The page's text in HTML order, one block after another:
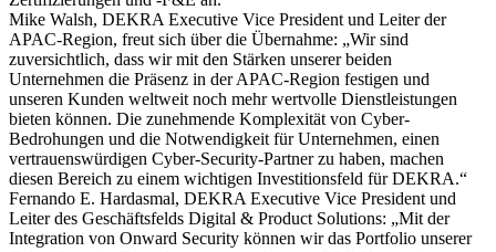
Mike Walsh, DEKRA Executive Vice President und Leiter der
APAC-Region, freut sich über die Übernahme: „Wir sind
zuversichtlich, dass wir mit den Stärken unserer beiden
Unternehmen die Präsenz in der APAC-Region festigen und
unseren Kunden weltweit noch mehr wertvolle Dienstleistungen
bieten können. Die zunehmende Komplexität von Cyber-
Bedrohungen und die Notwendigkeit für Unternehmen, einen
vertrauenswürdigen Cyber-Security-Partner zu haben, machen
diesen Bereich zu einem wichtigen Investitionsfeld für DEKRA.“
Fernando E. Hardasmal, DEKRA Executive Vice President und
Leiter des Geschäftsfelds Digital & Product Solutions: „Mit der
Integration von Onward Security können wir das Portfolio unserer